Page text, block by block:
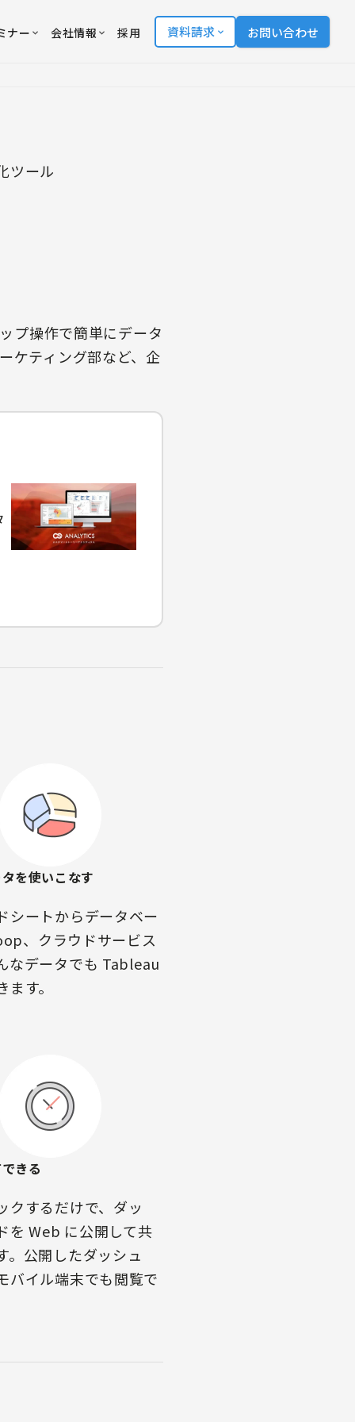
ナー 会社情報 採用 資料請求 お問い合わせ
ツール
プ操作で簡単にデータ
ケティング部など、企
を使いこなす
シートからデータベー
、クラウドサービス
なデータでも Tableau
す。
きる
クするだけで、ダッ
を Web に公開して共
。公開したダッシュ
バイル端末でも閲覧で